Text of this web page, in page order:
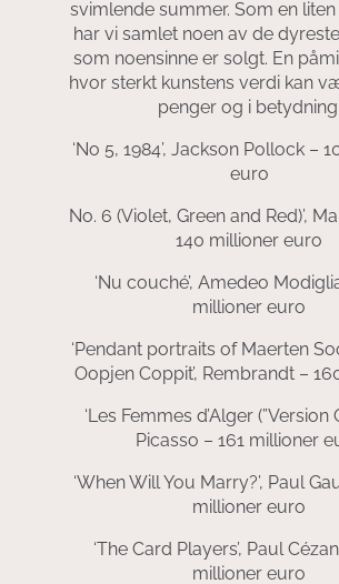
svimlende summer. Som en
har vi samlet noen av de
som noensinne er solgt. En
hvor sterkt kunstens verdi kan
penger og i betydning.
‘No 5, 1984’, Jackson Pollock –
euro
No. 6 (Violet, Green and Red)’,
140 millioner euro
‘Nu couché’, Amedeo
millioner euro
‘Pendant portraits of Maerten
Oopjen Coppit’, Rembrandt –
‘Les Femmes d’Alger (”Version
Picasso – 161 millioner
‘When Will You Marry?’, Paul
millioner euro
‘The Card Players’, Paul
millioner euro